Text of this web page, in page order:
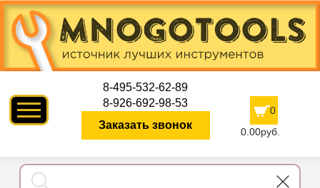
8-495-532-62-89
8-926-692-98-53
Заказать звонок
0
0.00руб.